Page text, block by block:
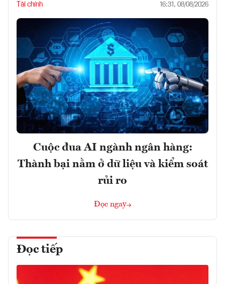
Tài chính 16:31, 08/08/2026
Cuộc đua AI ngành ngân hàng:
Thành bại nằm ở dữ liệu và kiểm soát
rủi ro
Đọc ngay
Đọc tiếp